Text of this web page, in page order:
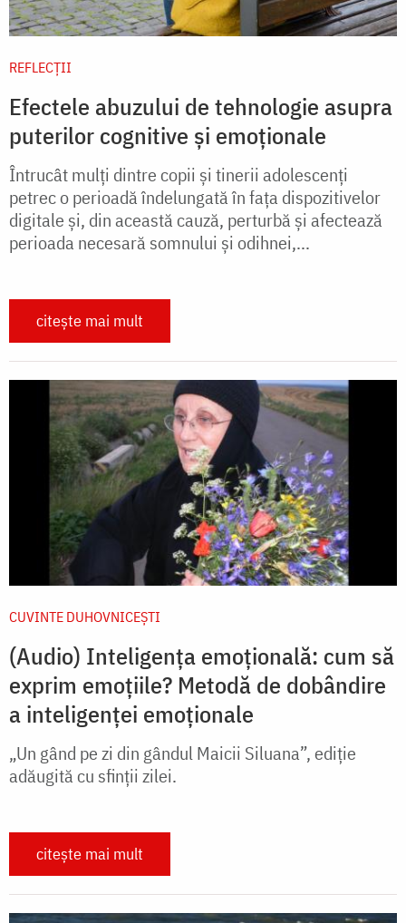
REFLECȚII
Efectele abuzului de tehnologie asupra
puterilor cognitive și emoționale
Întrucât mulți dintre copii și tinerii adolescenți
petrec o perioadă îndelungată în fața dispozitivelor
digitale și, din această cauză, perturbă și afectează
perioada necesară somnului și odihnei,...
citește mai mult
CUVINTE DUHOVNICEȘTI
(Audio) Inteligența emoțională: cum să
exprim emoțiile? Metodă de dobândire
a inteligenței emoționale
„Un gând pe zi din gândul Maicii Siluana”, ediție
adăugită cu sfinții zilei.
citește mai mult